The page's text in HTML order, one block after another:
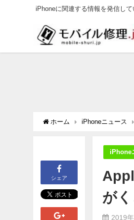
iPhoneに関連する情報を発信し
ホーム iPhoneニュース
シェア
iPhone
が
2019